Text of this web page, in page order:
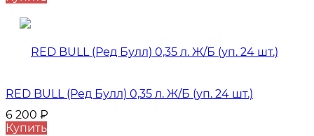
RED BULL (Ред Булл) 0,35 л. Ж/Б (уп. 24 шт.)
6 200 ₽
Купить